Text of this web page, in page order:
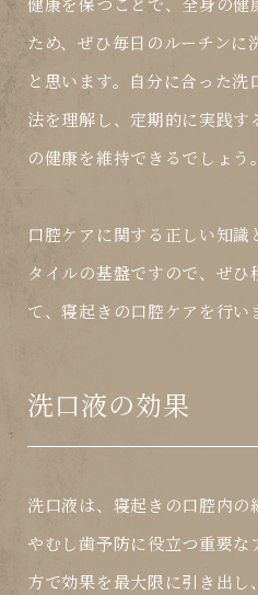
ため、ぜひ毎日のルーチンに
と思います。自分に合った
法を理解し、定期的に実践
の健康を維持できるでしょう。
口腔ケアに関する正しい知
タイルの基盤ですので、ぜひ
て、寝起き の口腔ケアを行い
洗口液の効果
洗口液は、 寝起き の口腔内の
やむし歯予防に役立つ重要な
方で効果を最大限に引き出